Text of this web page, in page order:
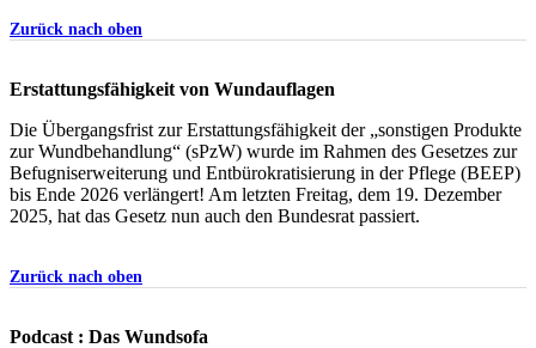
Zurück nach oben
Erstattungsfähigkeit von Wundauflagen
Die Übergangsfrist zur Erstattungsfähigkeit der „sonstigen Produkte
zur Wundbehandlung“ (sPzW) wurde im Rahmen des Gesetzes zur
Befugniserweiterung und Entbürokratisierung in der Pflege (BEEP)
bis Ende 2026 verlängert! Am letzten Freitag, dem 19. Dezember
2025, hat das Gesetz nun auch den Bundesrat passiert.
Zurück nach oben
Podcast : Das Wundsofa